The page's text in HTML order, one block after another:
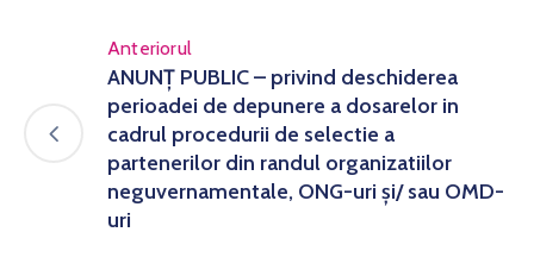
Anteriorul
ANUNȚ PUBLIC – privind deschiderea
perioadei de depunere a dosarelor in
cadrul procedurii de selectie a
partenerilor din randul organizatiilor
neguvernamentale, ONG-uri și/ sau OMD-
uri